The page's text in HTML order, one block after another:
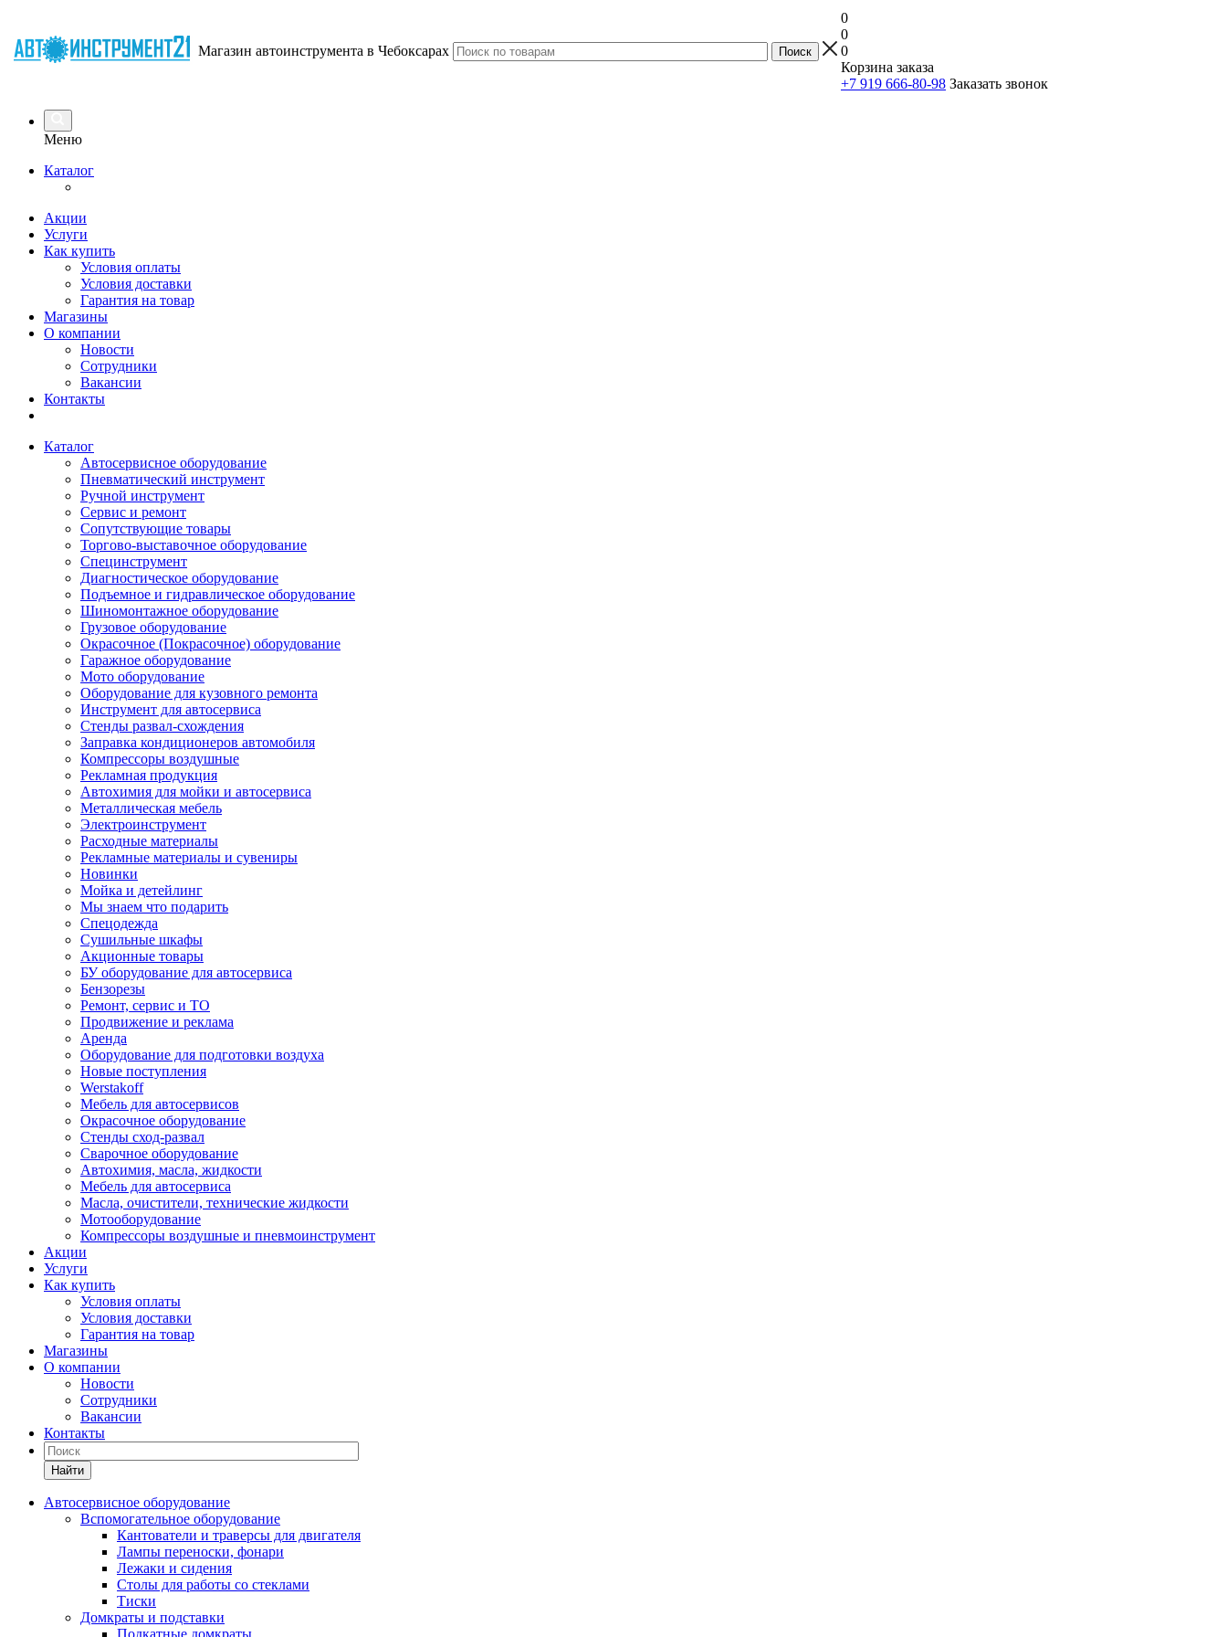
Магазин автоинструмента в Чебоксарах
0
0
0
Корзина заказа
+7 919 666-80-98 Заказать звонок
Меню
Каталог
Акции
Услуги
Как купить
Условия оплаты
Условия доставки
Гарантия на товар
Магазины
О компании
Новости
Сотрудники
Вакансии
Контакты
Каталог
Автосервисное оборудование
Пневматический инструмент
Ручной инструмент
Сервис и ремонт
Сопутствующие товары
Торгово-выставочное оборудование
Специнструмент
Диагностическое оборудование
Подъемное и гидравлическое оборудование
Шиномонтажное оборудование
Грузовое оборудование
Окрасочное (Покрасочное) оборудование
Гаражное оборудование
Мото оборудование
Оборудование для кузовного ремонта
Инструмент для автосервиса
Стенды развал-схождения
Заправка кондиционеров автомобиля
Компрессоры воздушные
Рекламная продукция
Автохимия для мойки и автосервиса
Металлическая мебель
Электроинструмент
Расходные материалы
Рекламные материалы и сувениры
Новинки
Мойка и детейлинг
Мы знаем что подарить
Спецодежда
Сушильные шкафы
Акционные товары
БУ оборудование для автосервиса
Бензорезы
Ремонт, сервис и ТО
Продвижение и реклама
Аренда
Оборудование для подготовки воздуха
Новые поступления
Werstakoff
Мебель для автосервисов
Окрасочное оборудование
Стенды сход-развал
Сварочное оборудование
Автохимия, масла, жидкости
Мебель для автосервиса
Масла, очистители, технические жидкости
Мотооборудование
Компрессоры воздушные и пневмоинструмент
Акции
Услуги
Как купить
Условия оплаты
Условия доставки
Гарантия на товар
Магазины
О компании
Новости
Сотрудники
Вакансии
Контакты
Найти
Автосервисное оборудование
Вспомогательное оборудование
Кантователи и траверсы для двигателя
Лампы переноски, фонари
Лежаки и сидения
Столы для работы со стеклами
Тиски
Домкраты и подставки
Подкатные домкраты